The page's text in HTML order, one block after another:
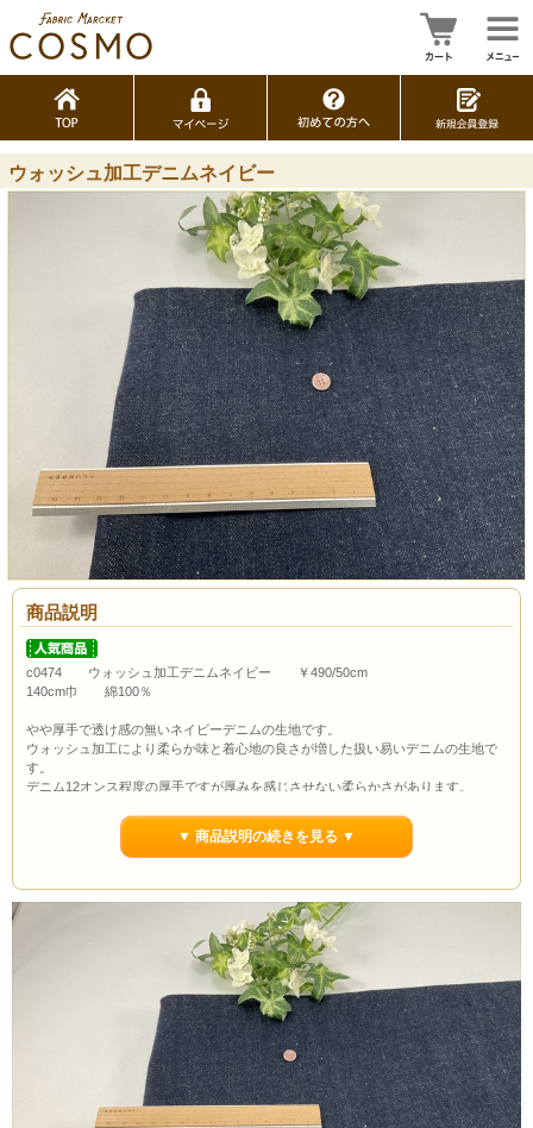
ウォッシュ加工デニムネイビー
商品説明
c0474 ウォッシュ加工デニムネイビー ￥490/50cm
140cm巾 綿100％
やや厚手で透け感の無いネイビーデニムの生地です。
ウォッシュ加工により柔らか味と着心地の良さが増した扱い易いデニムの生地で
す。
デニム12オンス程度の厚手ですが厚みを感じさせない柔らかさがあります。
デニムの生地は色落ちがある場合がありますので単独でのお洗濯をお願いしま
通常市場価格￥990/50cm程度で販売されていますが今回は￥490/50cmでのご紹介
当店の最低購入数量は1ｍ(数量2）からとなっていますので数量２以上でのご注文
よろしくお願いいたします。
▼ 商品説明の続きを見る ▼